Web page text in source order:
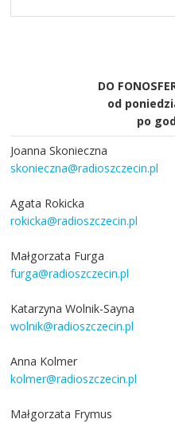
DO
od
po
Joanna Skonieczna
skonieczna@radioszczecin.pl
Agata Rokicka
rokicka@radioszczecin.pl
Małgorzata Furga
furga@radioszczecin.pl
Katarzyna Wolnik-Sayna
wolnik@radioszczecin.pl
Anna Kolmer
kolmer@radioszczecin.pl
Małgorzata Frymus